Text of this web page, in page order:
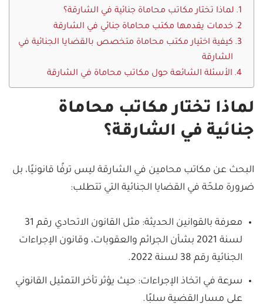
لماذا تختار مكاتب محاماة جنائية في الشارقة؟
خدمات يقدمها مكتب محاماة جنائي في الشارقة
كيفية اختيار مكتب محاماة متخصص بالقضايا الجنائية في
الشارقة
الأسئلة الشائعة حول مكاتب محاماة في الشارقة
لماذا تختار مكاتب محاماة
جنائية في الشارقة؟
البحث عن مكاتب محامين في الشارقة ليس ترفًا قانونيًا، بل
ضرورة ملحّة في القضايا الجنائية التي تتطلب:
معرفة بالقوانين الحديثة: مثل القانون الاتحادي رقم 31
لسنة 2021 بشأن الجرائم والعقوبات، وقانون الإجراءات
الجنائية رقم 38 لسنة 2022.
سرعة في اتخاذ الإجراءات: حيث يؤثر تأخر التمثيل القانوني
على مسار القضية سلبًا.